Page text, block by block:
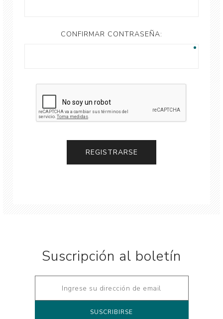
CONFIRMAR CONTRASEÑA:
Suscripción al boletín